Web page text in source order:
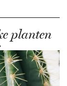
planten